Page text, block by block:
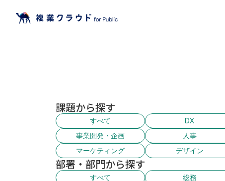
課題から探す
すべて DX
事業開発・企画
人事
マーケティング
デザイン
部署・部門から探す
すべて 総務